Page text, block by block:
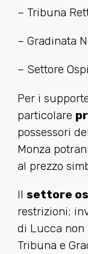
– Tribuna
– Gradinata
– Settore
Per i
particolare
possessori
Monza
al prezzo
Il settore
restrizioni;
di Lucca non
Tribuna e